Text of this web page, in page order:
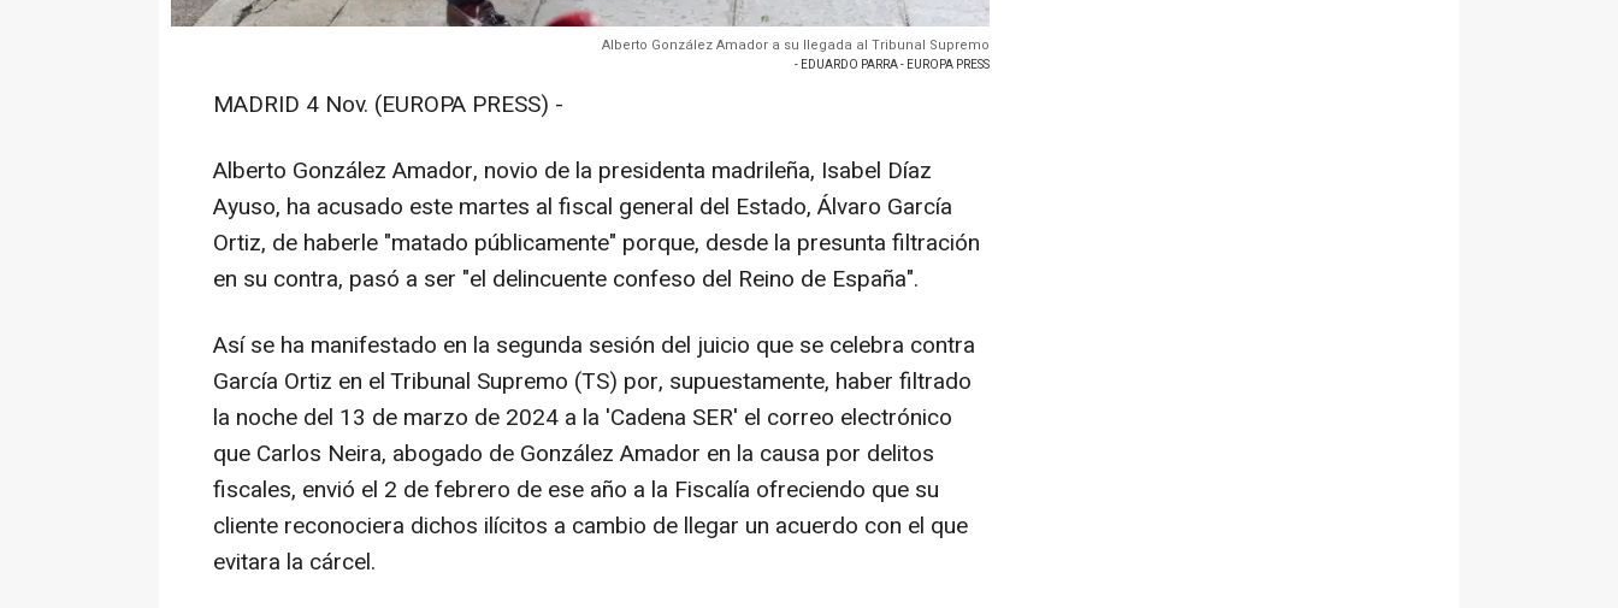
Alberto González Amador a su llegada al Tribunal Supremo
- EDUARDO PARRA - EUROPA PRESS
MADRID 4 Nov. (EUROPA PRESS) -
Alberto González Amador, novio de la presidenta madrileña, Isabel Díaz
Ayuso, ha acusado este martes al fiscal general del Estado, Álvaro García
Ortiz, de haberle "matado públicamente" porque, desde la presunta filtración
en su contra, pasó a ser "el delincuente confeso del Reino de España".
Así se ha manifestado en la segunda sesión del juicio que se celebra contra
García Ortiz en el Tribunal Supremo (TS) por, supuestamente, haber filtrado
la noche del 13 de marzo de 2024 a la 'Cadena SER' el correo electrónico
que Carlos Neira, abogado de González Amador en la causa por delitos
fiscales, envió el 2 de febrero de ese año a la Fiscalía ofreciendo que su
cliente reconociera dichos ilícitos a cambio de llegar un acuerdo con el que
evitara la cárcel.